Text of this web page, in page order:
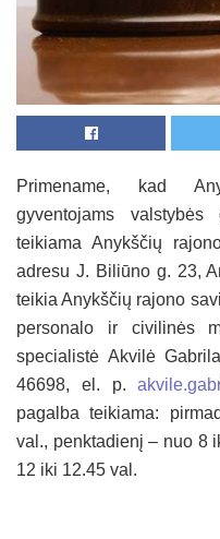
Primename, kad
gyventojams valstybės
teikiama Anykščių
adresu J. Biliūno g. 23,
teikia Anykščių rajono
personalo ir civilinės
specialistė Akvilė
46698, el. p.
pagalba teikiama:
val., penktadienį – nuo 8
12 iki 12.45 val.